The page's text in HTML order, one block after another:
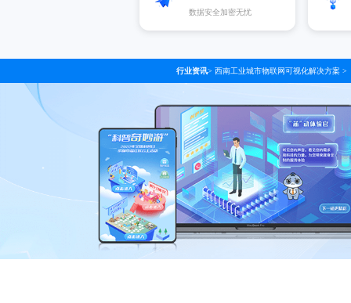
数据安全加密无忧
行业资讯> 西南工业城市物联网可视化解决方案 >